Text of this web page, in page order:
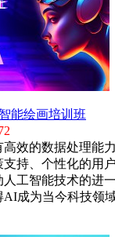
能绘画培训班
高效的数据处理能
支持、个性化的用
工智能技术的进
AI成为当今科技领